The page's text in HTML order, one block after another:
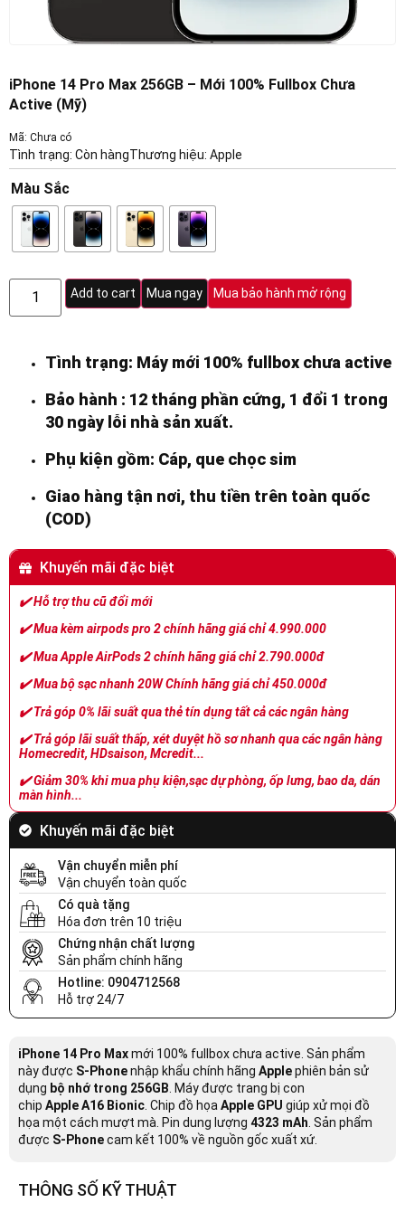
iPhone 14 Pro Max 256GB – Mới 100% Fullbox Chưa
Active (Mỹ)
Mã: Chưa có
Tình trạng: Còn hàngThương hiệu: Apple
Màu Sắc
Add to cart Mua ngay Mua bảo hành mở rộng
Tình trạng: Máy mới 100% fullbox chưa active
Bảo hành : 12 tháng phần cứng, 1 đổi 1 trong
30 ngày lỗi nhà sản xuất.
Phụ kiện gồm: Cáp, que chọc sim
Giao hàng tận nơi, thu tiền trên toàn quốc
(COD)
Khuyến mãi đặc biệt
✔️Hỗ trợ thu cũ đổi mới
✔️Mua kèm airpods pro 2 chính hãng giá chỉ 4.990.000
✔️Mua Apple AirPods 2 chính hãng giá chỉ 2.790.000đ
✔️Mua bộ sạc nhanh 20W Chính hãng giá chỉ 450.000đ
✔️Trả góp 0% lãi suất qua thẻ tín dụng tất cả các ngân hàng
✔️Trả góp lãi suất thấp, xét duyệt hồ sơ nhanh qua các ngân hàng
Homecredit, HDsaison, Mcredit...
✔️Giảm 30% khi mua phụ kiện,sạc dự phòng, ốp lưng, bao da, dán
màn hình...
Khuyến mãi đặc biệt
Vận chuyển miễn phí
Vận chuyển toàn quốc
Có quà tặng
Hóa đơn trên 10 triệu
Chứng nhận chất lượng
Sản phẩm chính hãng
Hotline: 0904712568
Hỗ trợ 24/7
iPhone 14 Pro Maxmới 100% fullbox chưa active. Sản phẩm
này được S-Phonenhập khẩu chính hãng Applephiên bản sử
dụng bộ nhớ trong 256GB . Máy được trang bị con
chip AppleA16 Bionic . Chip đồ họa Apple GPU giúp xử mọi đồ
họa một cách mượt mà. Pin dung lượng 4323 mAh . Sản phẩm
được S-Phonecam kết 100% về nguồn gốc xuất xứ.
THÔNG SỐ KỸ THUẬT